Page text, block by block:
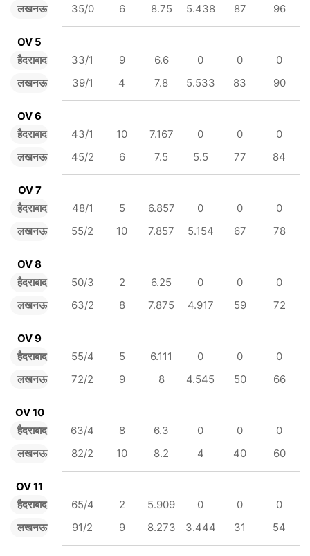
लखनऊ
35/0
6 8.75 5.438 87 96
OV 5
हैदराबाद
लखनऊ
33/1 9 6.6 0 0
0
39/1
4 7.8 5.533 83 90
OV 6
हैदराबाद
लखनऊ
43/1 10 7.167 0 0
0
45/2
6 7.5 5.5 77 84
OV 7
हैदराबाद
लखनऊ
48/1 5 6.857 0 0
0
55/2
10 7.857 5.154 67 78
OV 8
हैदराबाद
लखनऊ
50/3 2 6.25 0 0
0
63/2
8 7.875 4.917 59 72
OV 9
हैदराबाद
लखनऊ
55/4 5 6.111 0 0
0
72/2
9 8 4.545 50 66
OV 10
हैदराबाद
लखनऊ
63/4 8 6.3 0 0
0
82/2
10 8.2 4 40 60
OV 11
हैदराबाद
लखनऊ
65/4 2 5.909 0 0
0
91/2
9 8.273 3.444 31 54